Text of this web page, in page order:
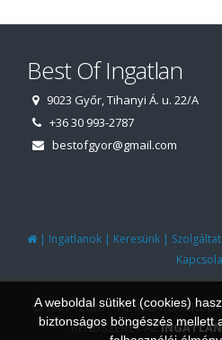
Best Of Ingatlan
9023 Győr, Tihanyi Á. u. 22/A
+36 30 993-2787
bestofgyor@gmail.com
| Ingatlanok | Keresünk |
© 1997 - 2026 AZ INGATLANIRODA
RENDSZERÉT AZINGATLAN
A weboldal sütiket (cookies)
biztonságos böngészés mellett